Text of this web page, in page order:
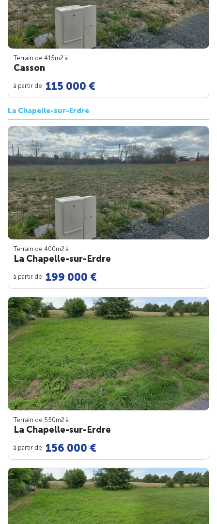
Terrain de 415m2 à
Casson
à partir de 115 000 €
La Chapelle-sur-Erdre
Terrain de 400m2 à
La Chapelle-sur-Erdre
à partir de 199 000 €
Terrain de 550m2 à
La Chapelle-sur-Erdre
à partir de 156 000 €